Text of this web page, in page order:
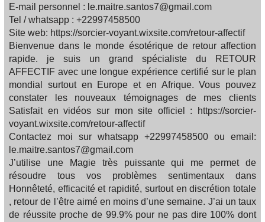
E-mail personnel : le.maitre.santos7@gmail.com
Tel / whatsapp : +22997458500
Site web: https://sorcier-voyant.wixsite.com/retour-affectif
Bienvenue dans le monde ésotérique de retour affection
rapide. je suis un grand spécialiste du RETOUR
AFFECTIF avec une longue expérience certifié sur le plan
mondial surtout en Europe et en Afrique. Vous pouvez
constater les nouveaux témoignages de mes clients
Satisfait en vidéos sur mon site officiel : https://sorcier-
voyant.wixsite.com/retour-affectif
Contactez moi sur whatsapp +22997458500 ou email:
le.maitre.santos7@gmail.com
J’utilise une Magie très puissante qui me permet de
résoudre tous vos problèmes sentimentaux dans
Honnêteté, efficacité et rapidité, surtout en discrétion totale
, retour de l’être aimé en moins d’une semaine. J’ai un taux
de réussite proche de 99.9% pour ne pas dire 100% dont